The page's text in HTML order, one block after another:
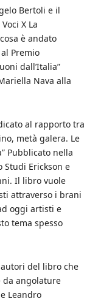
Bertoli e il
X La
è andato
Premio
dall’Italia”
Nava alla
al rapporto tra
metà galera. Le
Pubblicato nella
Studi Erickson e
Il libro vuole
attraverso i brani
oggi artisti e
tema spesso
del libro che
da angolature
Leandro